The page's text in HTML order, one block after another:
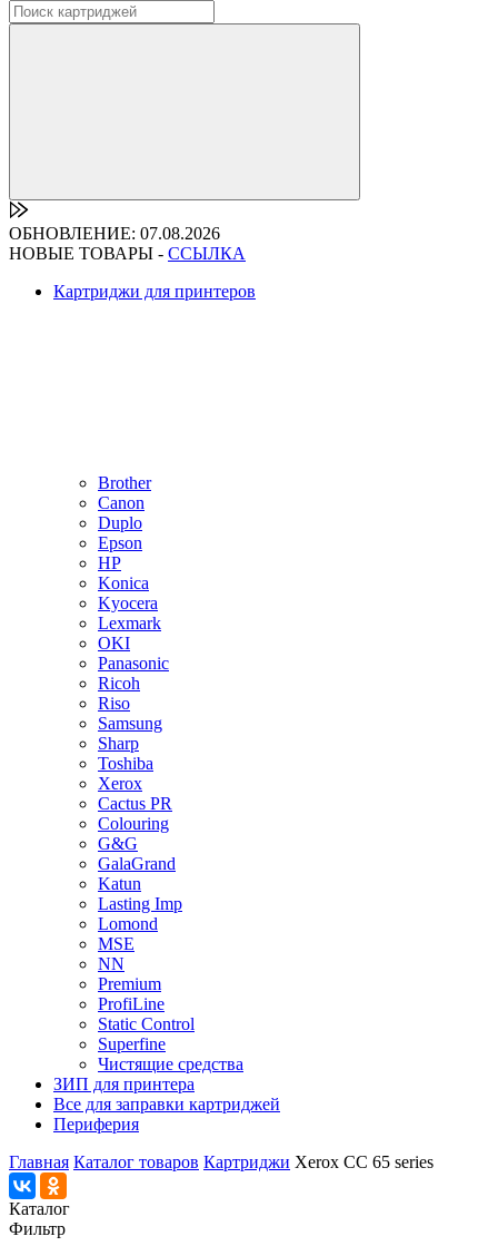
ОБНОВЛЕНИЕ: 07.08.2026
НОВЫЕ ТОВАРЫ - ССЫЛКА
Картриджи для принтеров
Brother
Canon
Duplo
Epson
HP
Konica
Kyocera
Lexmark
OKI
Panasonic
Ricoh
Riso
Samsung
Sharp
Toshiba
Xerox
Cactus PR
Colouring
G&G
GalaGrand
Katun
Lasting Imp
Lomond
MSE
NN
Premium
ProfiLine
Static Control
Superfine
Чистящие средства
ЗИП для принтера
Все для заправки картриджей
Периферия
Главная Каталог товаров Картриджи Xerox CC 65 series
Каталог
Фильтр